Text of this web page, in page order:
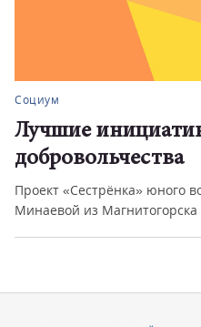
Социум
Лучшие
добровольчества
Проект «Сестрёнка» юного
Минаевой из Магнитогорска